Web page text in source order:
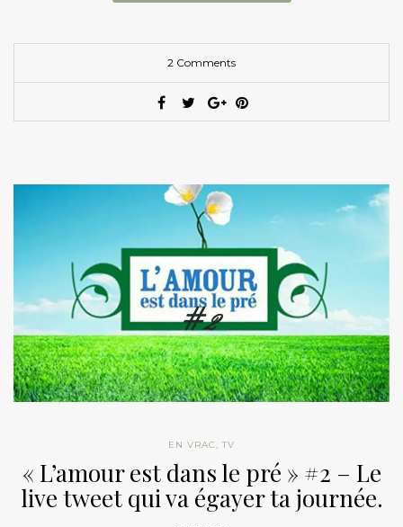
2 Comments
EN VRAC, TV
« L’amour est dans le pré » #2 – Le
live tweet qui va égayer ta journée.